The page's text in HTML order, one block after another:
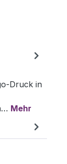
Druck in
Mehr